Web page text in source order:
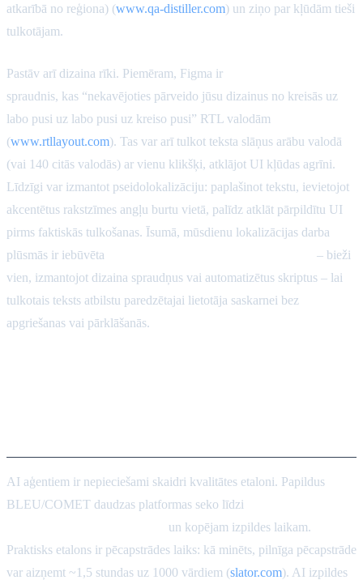
atkarībā no reģiona) (www.qa-distiller.com) un ziņo par kļūdām tieši
tulkotājam.
Pastāv arī dizaina rīki. Piemēram, Figma ir
spraudnis, kas “nekavējoties pārveido jūsu dizainus no kreisās uz
labo pusi uz labo pusi uz kreiso pusi” RTL valodām
(www.rtllayout.com). Tas var arī tulkot teksta slāņus arābu valodā
(vai 140 citās valodās) ar vienu klikšķi, atklājot UI kļūdas agrīni.
Līdzīgi var izmantot pseidolokalizāciju: paplašinot tekstu, ievietojot
akcentētus rakstzīmes angļu burtu vietā, palīdz atklāt pārpildītu UI
pirms faktiskās tulkošanas. Īsumā, mūsdienu lokalizācijas darba
plūsmās ir iebūvēta
– bieži
vien, izmantojot dizaina spraudņus vai automatizētus skriptus – lai
tulkotais teksts atbilstu paredzētajai lietotāja saskarnei bez
apgriešanas vai pārklāšanās.
AI aģentiem ir nepieciešami skaidri kvalitātes etaloni. Papildus
BLEU/COMET daudzas platformas seko līdzi
un kopējam izpildes laikam.
Praktisks etalons ir pēcapstrādes laiks: kā minēts, pilnīga pēcapstrāde
var aizņemt ~1,5 stundas uz 1000 vārdiem (slator.com). AI izpildes